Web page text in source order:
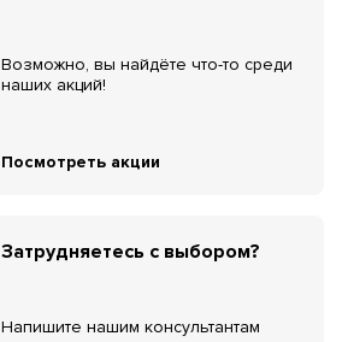
Возможно, вы найдёте что-то среди
наших акций!
Посмотреть акции
Затрудняетесь с выбором?
Напишите нашим консультантам